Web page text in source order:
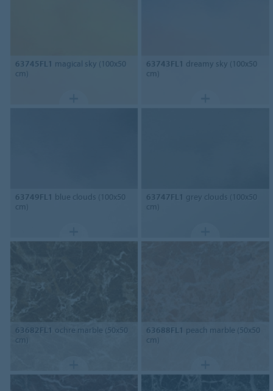
63745FL1 magical sky (100x50
cm)
63743FL1 dreamy sky (100x50
cm)
63749FL1 blue clouds (100x50
cm)
63747FL1 grey clouds (100x50
cm)
63682FL1 ochre marble (50x50
cm)
63688FL1 peach marble (50x50
cm)